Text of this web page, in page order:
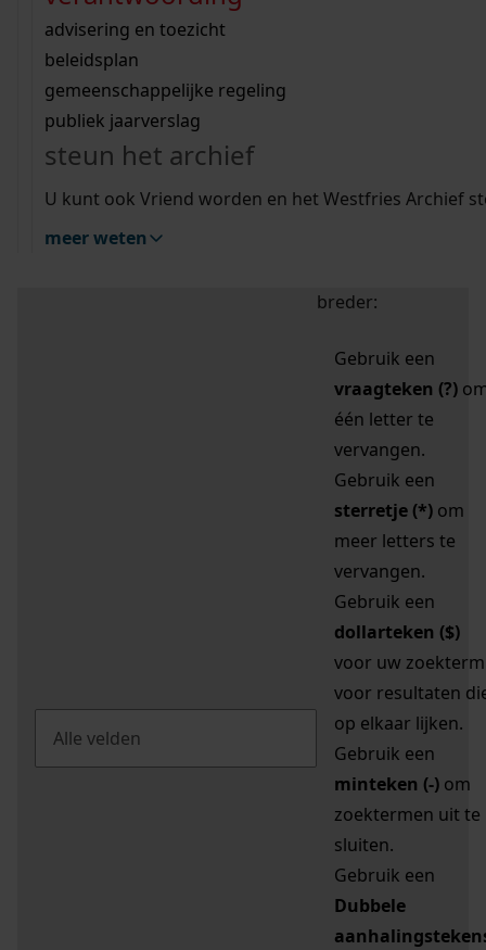
bouwvergunningen
omgevingsvergunningen
vergunningen
beeld en geluid
uitleg nodig?
Wij helpen u op weg met een aantal zoektips.
bekijk alle zoektips
Wij helpen u op weg met een aantal zoektips.
bekijk alle zoektips
bekijk ons geschiedenislokaal
advisering en toezicht
beleidsplan
gemeenschappelijke regeling
publiek jaarverslag
steun het archief
U kunt ook Vriend worden en het Westfries Archief
meer weten
zoektips
Mijn Studiezaal (inloggen)
uw zoekopdracht te
breder:
Gebruik een
vraagteken (?)
één letter te
vervangen.
Gebruik een
sterretje (*) om
meer letters te
vervangen.
Gebruik een
dollarteken ($)
voor uw zoekterm
voor resultaten
op elkaar lijken.
Gebruik een
minteken (-) om
zoektermen uit te
sluiten.
Gebruik een
Dubbele